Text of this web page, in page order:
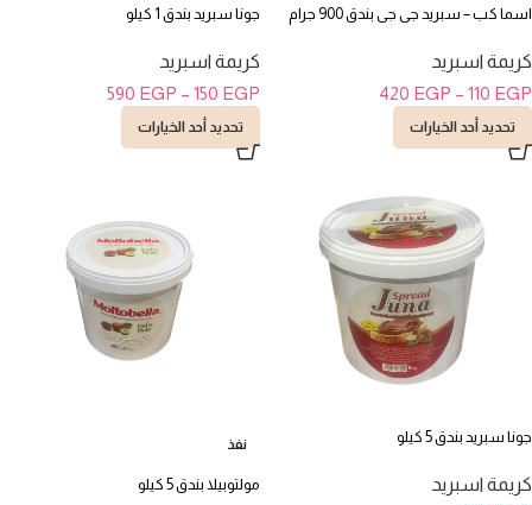
اسما كب – سبريد جى جى بندق 900 جرام
كريمة اسبريد
110 EGP
–
420 EGP
تحديد أحد الخيارات
جونا سبريد بندق 1 كيلو
كريمة اسبريد
150 EGP
–
590 EGP
تحديد أحد الخيارات
جونا سبريد بندق 5 كيلو
كريمة اسبريد
نفذ
مولتوبيلا بندق 5 كيلو